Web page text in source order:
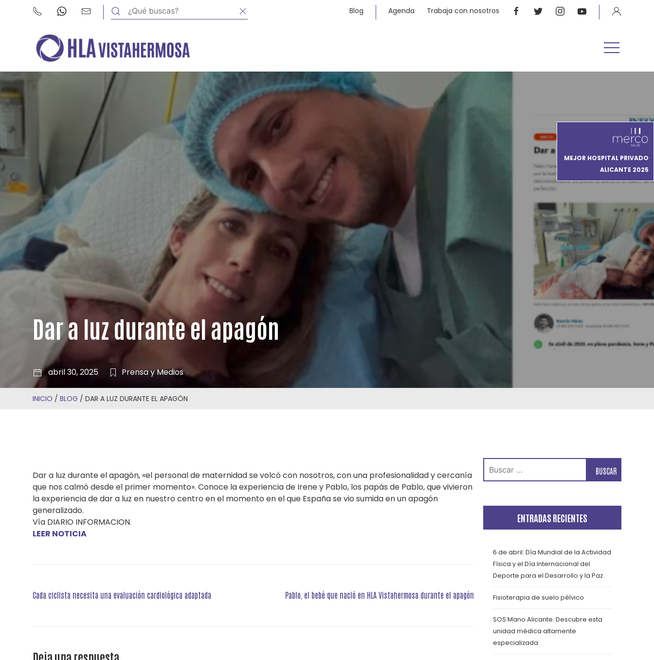
Blog Agenda Trabaja con nosotros
MEJOR HOSPITAL PRIVADO
ALICANTE 2025
Dar a luz durante el apagón
abril 30, 2025 Prensa y Medios
INICIO /BLOG /DAR A LUZ DURANTE EL APAGÓN
Dar a luz durante el apagón, «el personal de maternidad se volcó con nosotros, con una profesionalidad y cercanía
que nos calmó desde el primer momento». Conoce la experiencia de Irene y Pablo, los papás de Pablo, que vivieron
la experiencia de dar a luz en nuestro centro en el momento en el que España se vio sumida en un apagón
generalizado.
Vía DIARIO INFORMACION.
LEER NOTICIA
Navegación
Cada ciclista necesita una evaluación cardiológica adaptada Pablo, el bebé que nació en HLA Vistahermosa durante el apagón
Deja una respuesta
ENTRADAS RECIENTES
6 de abril: Día Mundial de la Actividad
Física y el Día Internacional del
Deporte para el Desarrollo y la Paz
Fisioterapia de suelo pélvico
SOS Mano Alicante: Descubre esta
unidad médica altamente
especializada